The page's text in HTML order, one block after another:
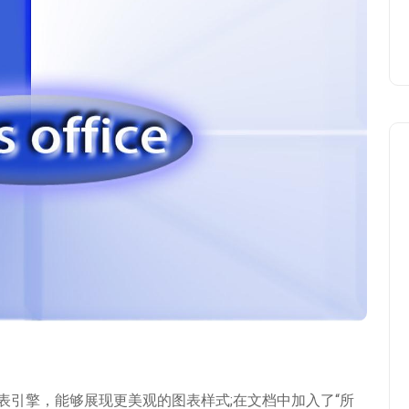
，能够展现更美观的图表样式;在文档中加入了“所